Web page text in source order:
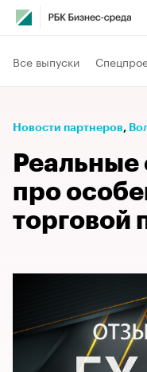
Все выпуски
Новости партнеров⁠,
про
торговой